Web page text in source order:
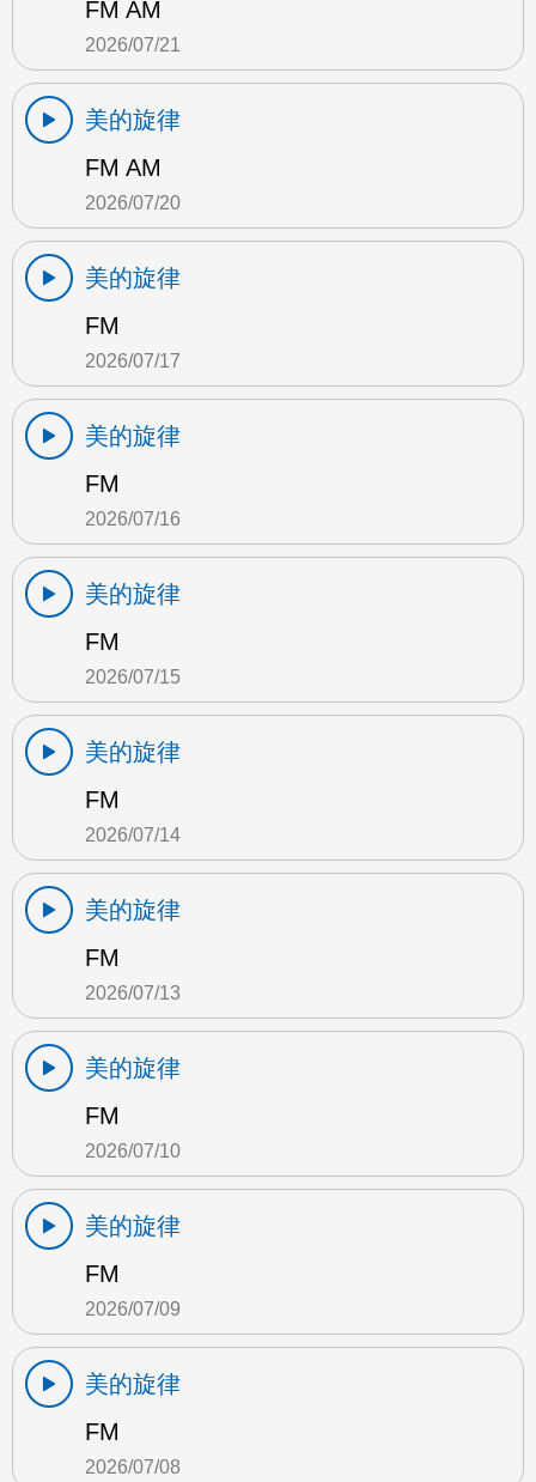
FM AM
2026/07/21
美的旋律
FM AM
2026/07/20
美的旋律
FM
2026/07/17
美的旋律
FM
2026/07/16
美的旋律
FM
2026/07/15
美的旋律
FM
2026/07/14
美的旋律
FM
2026/07/13
美的旋律
FM
2026/07/10
美的旋律
FM
2026/07/09
美的旋律
FM
2026/07/08